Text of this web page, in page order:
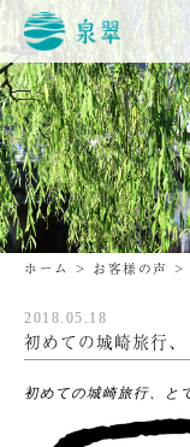
ホーム > お客様の声 >
2018.05.18
初めての城崎旅行
初めての城崎旅行、と